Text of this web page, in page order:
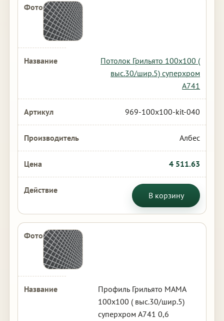
Потолок Грильято 100х100 (
выс.30/шир.5) суперхром
А741
969-100x100-kit-040
Албес
4 511.63
В корзину
Профиль Грильято МАМА
100х100 ( выс.30/шир.5)
суперхром А741 0,6